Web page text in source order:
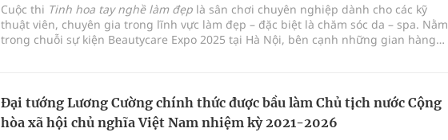
Cuộc thi Tinh hoa tay nghề làm đẹp là sân chơi chuyên nghiệp dành cho các kỹ
thuật viên, chuyên gia trong lĩnh vực làm đẹp – đặc biệt là chăm sóc da – spa. Nằm
trong chuỗi sự kiện Beautycare Expo 2025 tại Hà Nội, bên cạnh những gian hàng
Đại tướng Lương Cường chính thức được bầu làm Chủ tịch nước Cộng
hòa xã hội chủ nghĩa Việt Nam nhiệm kỳ 2021-2026